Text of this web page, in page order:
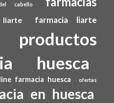
cabello
farmacia liarte
productos
huesca
farmacia huesca ofertas
en huesca